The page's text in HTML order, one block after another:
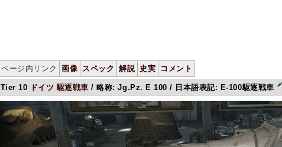
ページ内リンク 画像 スペック 解説 史実 コメント
Tier 10 ドイツ 駆逐戦車 / 略称: Jg.Pz. E 100 / 日本語表記: E-100駆逐戦車